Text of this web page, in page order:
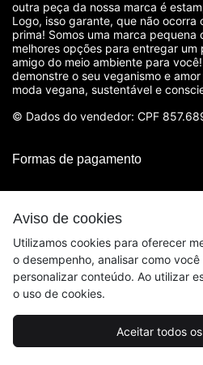
Aviso de cookies
Utilizamos cookies para oferecer
o desempenho, analisar como
personalizar conteúdo. Ao utilizar
o uso de cookies.
Aceitar todos
outra peça da nossa marca é
Logo, isso garante, que não
prima! Somos uma marca pequena
melhores opções para entregar
amigo do meio ambiente para
demonstre o seu veganismo e
moda vegana, sustentável e
© Dados do vendedor: CPF
Formas de pagamento